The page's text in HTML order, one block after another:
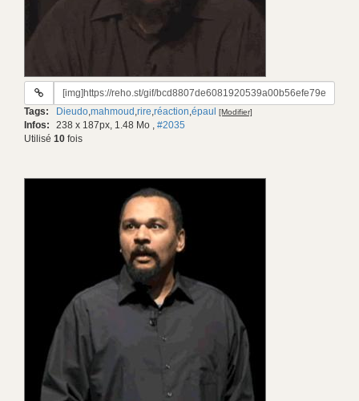
URL
gif:
Tags: Dieudo,mahmoud ,rire,réaction,épaul [Modifier]
Infos: 238 x 187px, 1.48 Mo , #2035
Utilisé 10 fois